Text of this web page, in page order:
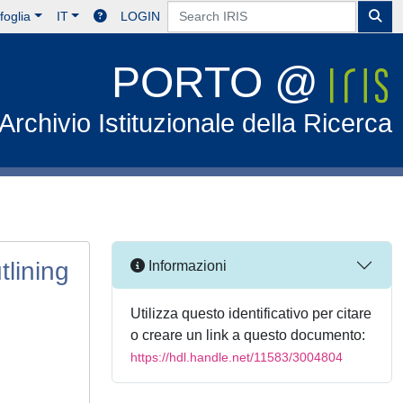
IT LOGIN
PORTO @
Istituzionale della Ricerca
Informazioni
Utilizza questo identificativo per citare
o creare un link a questo documento:
https://hdl.handle.net/11583/3004804